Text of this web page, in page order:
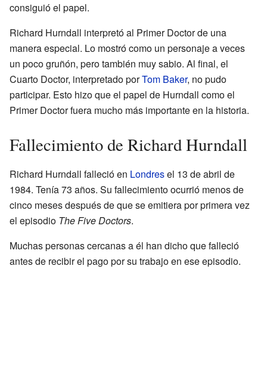
consiguió el papel.
Richard Hurndall interpretó al Primer Doctor de una
manera especial. Lo mostró como un personaje a veces
un poco gruñón, pero también muy sabio. Al final, el
Cuarto Doctor, interpretado porTom Baker, no pudo
participar. Esto hizo que el papel de Hurndall como el
Primer Doctor fuera mucho más importante en la historia.
Fallecimiento de Richard Hurndall
Richard Hurndall falleció en Londresel 13 de abril de
1984. Tenía 73 años. Su fallecimiento ocurrió menos de
cinco meses después de que se emitiera por primera vez
el episodio The Five Doctors.
Muchas personas cercanas a él han dicho que falleció
antes de recibir el pago por su trabajo en ese episodio.